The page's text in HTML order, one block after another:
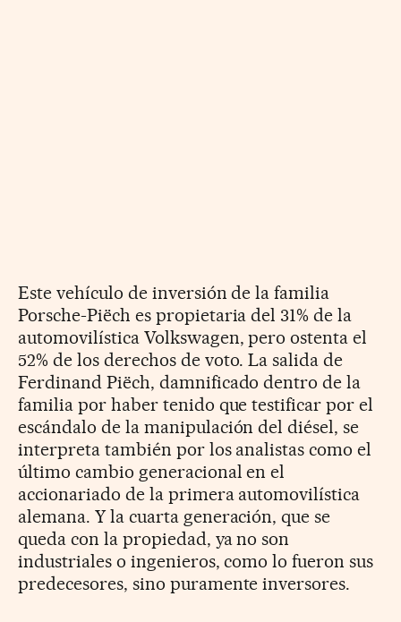
Este vehículo de inversión de la familia
Porsche-Piëch es propietaria del 31% de la
automovilística Volkswagen, pero ostenta el
52% de los derechos de voto. La salida de
Ferdinand Piëch, damnificado dentro de la
familia por haber tenido que testificar por el
escándalo de la manipulación del diésel, se
interpreta también por los analistas como el
último cambio generacional en el
accionariado de la primera automovilística
alemana. Y la cuarta generación, que se
queda con la propiedad, ya no son
industriales o ingenieros, como lo fueron sus
predecesores, sino puramente inversores.